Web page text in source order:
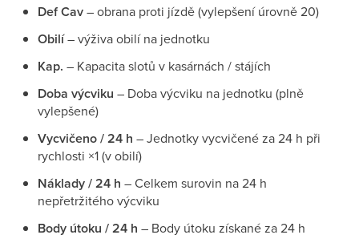
Def Cav– obrana proti jízdě (vylepšení úrovně 20)
Obilí– výživa obilí na jednotku
Kap. – Kapacita slotů v kasárnách / stájích
Doba výcviku – Doba výcviku na jednotku (plně
vylepšené)
Vycvičeno / 24 h – Jednotky vycvičené za 24 h při
rychlosti ×1 (v obilí)
Náklady / 24 h – Celkem surovin na 24 h
nepřetržitého výcviku
Body útoku / 24 h – Body útoku získané za 24 h